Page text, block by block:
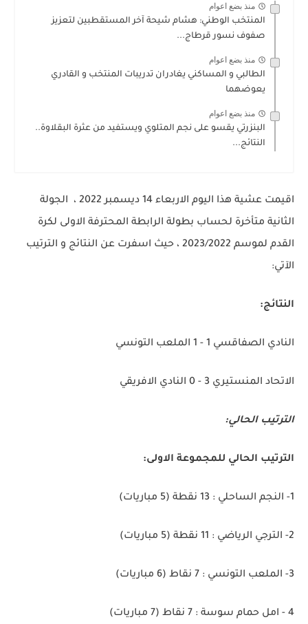
منذ بضع اعوام
المنتخب الوطني: هشام شيحة آخر المستقطبين لتعزيز
صفوف نسور قرطاج...
منذ بضع اعوام
الطالبي و المساكني يغادران تدريبات المنتخب و القادري
يعوضهما
منذ بضع اعوام
البنزرتي يقسو على نجم المتلوي ويستفيد من عثرة البقلاوة..
النتائج...
اقيمت عشية هذا اليوم الاربعاء 14 ديسمبر 2022 ، الجولة
الثانية متأخرة لحساب بطولة الرابطة المحترفة الاولى لكرة
القدم لموسم 2023/2022 ، حيث اسفرت عن النتائج و الترتيب
الآتي:
النتائج:
النادي الصفاقسي 1 - 1 الملعب التونسي
الاتحاد المنستيري 3 - 0 النادي الافريقي
الترتيب الحالي:
الترتيب الحالي للمجموعة الاولى:
1- النجم الساحلي : 13 نقطة (5 مباريات)
2- الترجي الرياضي : 11 نقطة (5 مباريات)
3- الملعب التونسي : 7 نقاط (6 مباريات)
4 - امل حمام سوسة : 7 نقاط (7 مباريات)